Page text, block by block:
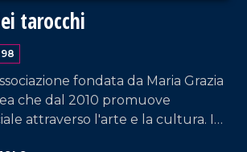
tarocchi
fondata da Maria Grazia
che dal 2010 promuove
attraverso l'arte e la cultura. In